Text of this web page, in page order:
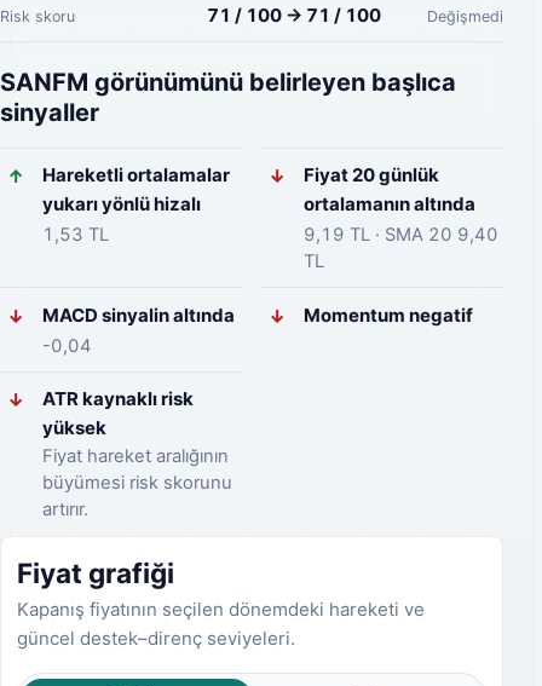
Risk skoru 71 / 100 → 71 / 100 Değişmedi
SANFM görünümünü belirleyen başlıca
sinyaller
↑
Hareketli ortalamalar
yukarı yönlü hizalı
1,53 TL
↓
Fiyat 20 günlük
ortalamanın altında
9,19 TL · SMA 20 9,40
TL
↓ MACD sinyalin altında
-0,04
↓ Momentum negatif
↓
ATR kaynaklı risk
yüksek
Fiyat hareket aralığının
büyümesi risk skorunu
artırır.
Fiyat grafiği
Kapanış fiyatının seçilen dönemdeki hareketi ve
güncel destek–direnç seviyeleri.